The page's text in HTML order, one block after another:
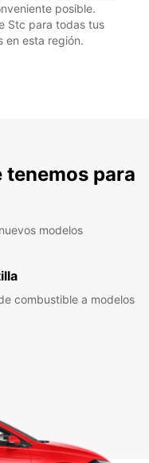
posible.
Stc para todas tus
en esta región.
tenemos para
modelos
combustible a modelos